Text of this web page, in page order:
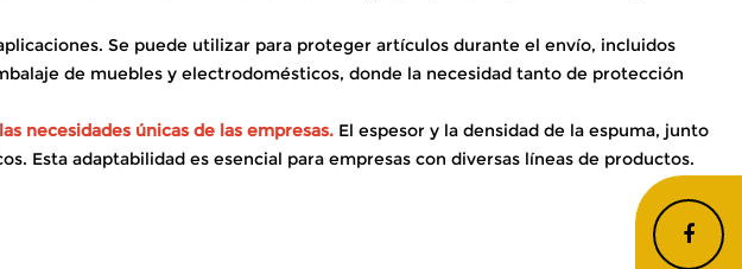
Se puede utilizar para proteger artículos durante el envío, incluidos
de muebles y electrodomésticos, donde la necesidad tanto de protección
necesidades únicas de las empresas. El espesor y la densidad de la espuma, junto
Esta adaptabilidad es esencial para empresas con diversas líneas de productos.